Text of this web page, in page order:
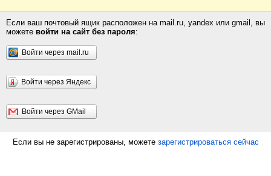
Если ваш почтовый ящик расположен на mail.ru, yandex или gmail, вы
можете войти на сайт без пароля:
Войти через mail.ru
Войти через Яндекс
Войти через GMail
Если вы не зарегистрированы, можете зарегистрироваться сейчас